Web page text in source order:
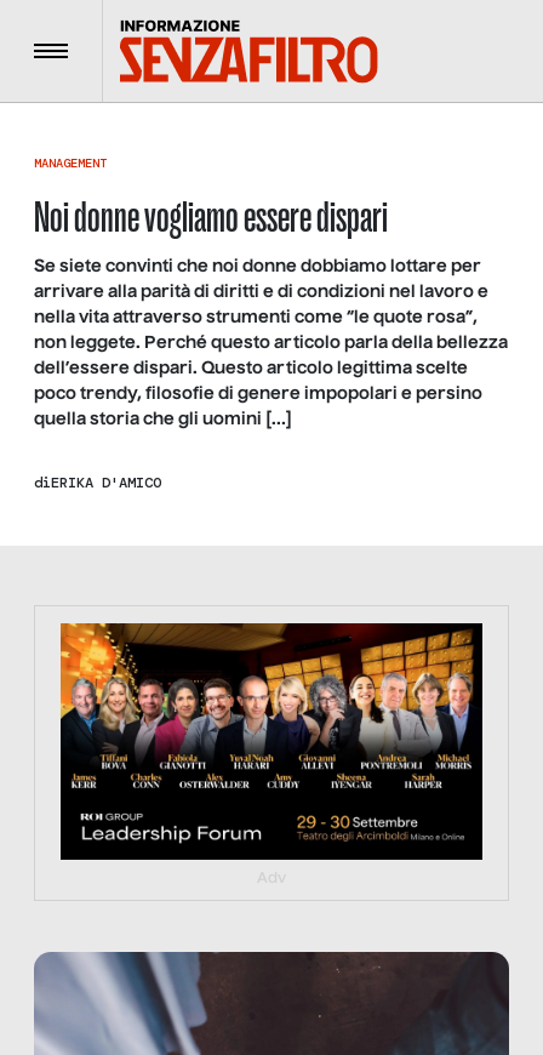
Menu
MANAGEMENT
Noi donne vogliamo essere dispari
Se siete convinti che noi donne dobbiamo lottare per
arrivare alla parità di diritti e di condizioni nel lavoro e
nella vita attraverso strumenti come “le quote rosa”,
non leggete. Perché questo articolo parla della bellezza
dell’essere dispari. Questo articolo legittima scelte
poco trendy, filosofie di genere impopolari e persino
quella storia che gli uomini […]
diERIKA D'AMICO
https://tinyurl.com/363fvfm9
Adv